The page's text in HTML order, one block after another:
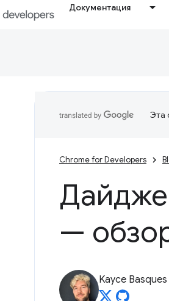
Документация
Эта
Chrome for Developers
—
Kayce Basques